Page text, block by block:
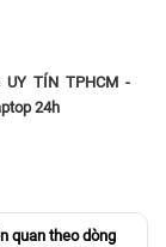
TÍN TPHCM -
24h
quan theo dòng